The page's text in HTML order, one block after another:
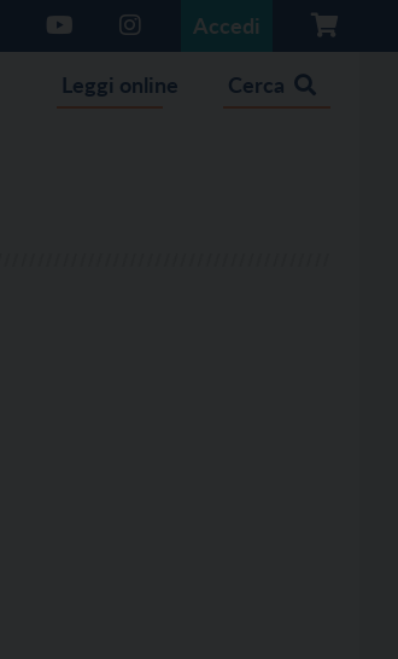
Accedi
Leggi online Cerca